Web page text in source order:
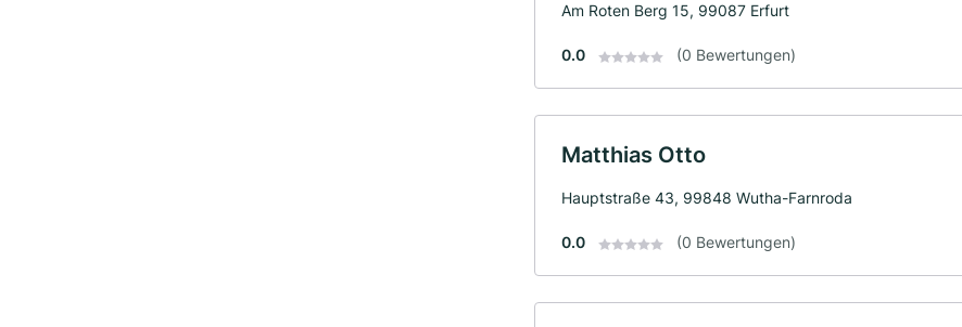
Am Roten Berg 15, 99087 Erfurt
0.0 (0 Bewertungen)
Matthias Otto
Hauptstraße 43, 99848 Wutha-Farnroda
0.0 (0 Bewertungen)